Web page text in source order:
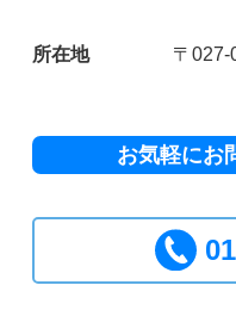
所在地 〒
お気軽にお